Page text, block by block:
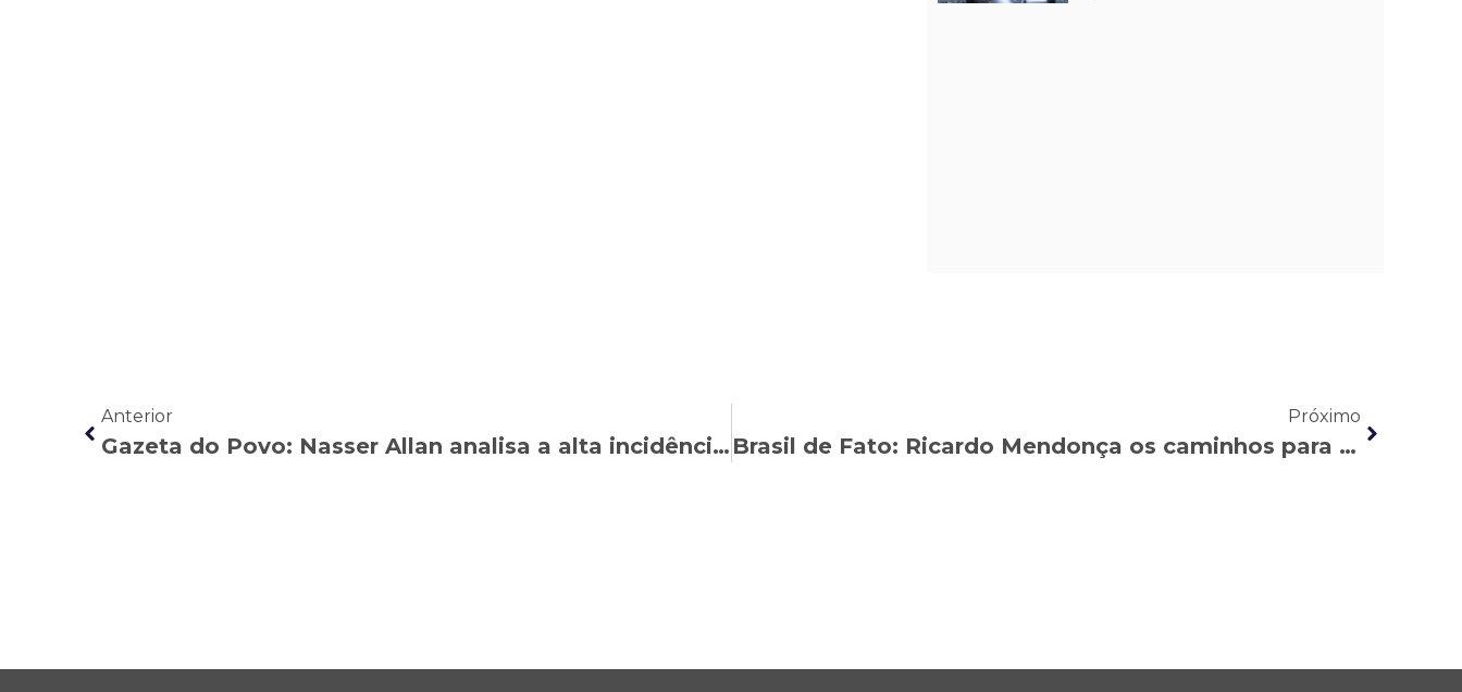
Anterior
Gazeta do Povo: Nasser Allan analisa a alta incidência de assédio eleitoral no Paraná
Próximo
Brasil de Fato: Ricardo Mendonça os caminhos para a revisão da Reforma Trabalhista